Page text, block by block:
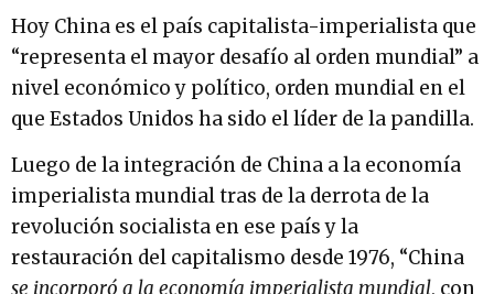
Hoy China es el país capitalista-imperialista que
“representa el mayor desafío al orden mundial” a
nivel económico y político, orden mundial en el
que Estados Unidos ha sido el líder de la pandilla.
Luego de la integración de China a la economía
imperialista mundial tras de la derrota de la
revolución socialista en ese país y la
restauración del capitalismo desde 1976, “China
se incorporó a la economía imperialista mundial, con